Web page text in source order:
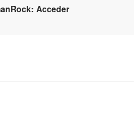
Acceder